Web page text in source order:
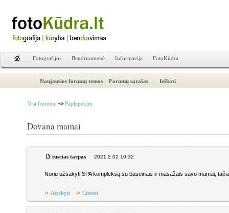
Fotografijos Bendruomenė Informacija FotoKūdra
Naujausios forumų temos Forumų sąrašas Ieškoti
Visi forumai -> Paplepėkim
Dovana mamai
tuscias tarpas 2021 2 02 10:32
Noriu užsakyti SPA kompleksą su baseinais ir masažais savo mamai,
» Atsakyti » Cituoti